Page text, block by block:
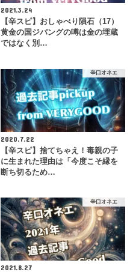
2021.3.24
【辛スピ】おしゃべり隕石（17）
黄金の国ジパングの噂は金の埋蔵
ではなく別…
辛口オネエ
2020.7.22
【辛スピ】捨てちゃえ！毒親の子
に生まれた理由は「今度こそ縁を
断ち切るため…
辛口オネエ
2021.8.27